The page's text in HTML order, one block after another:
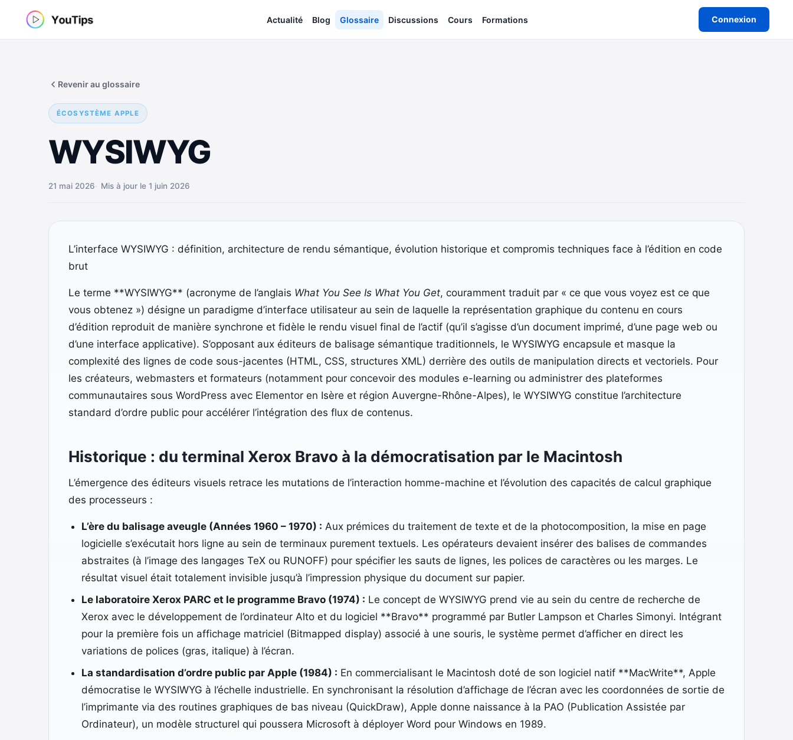
Actualité Blog Glossaire Discussions Cours Formations Connexion
ÉCOSYSTÈME APPLE
WYSIWYG
Revenir au glossaire
21 mai 2026 Mis à jour le 1 juin 2026
L’interface WYSIWYG : définition, architecture de rendu sémantique, évolution historique et compromis techniques face à l’édition en code
brut
Le terme **WYSIWYG** (acronyme de l’anglais What You See Is What You Get, couramment traduit par « ce que vous voyez est ce que
vous obtenez ») désigne un paradigme d’interface utilisateur au sein de laquelle la représentation graphique du contenu en cours
d’édition reproduit de manière synchrone et fidèle le rendu visuel final de l’actif (qu’il s’agisse d’un document imprimé, d’une page web ou
d’une interface applicative). S’opposant aux éditeurs de balisage sémantique traditionnels, le WYSIWYG encapsule et masque la
complexité des lignes de code sous-jacentes (HTML, CSS, structures XML) derrière des outils de manipulation directs et vectoriels. Pour
les créateurs, webmasters et formateurs (notamment pour concevoir des modules e-learning ou administrer des plateformes
communautaires sous WordPress avec Elementor en Isère et région Auvergne-Rhône-Alpes), le WYSIWYG constitue l’architecture
standard d’ordre public pour accélérer l’intégration des flux de contenus.
Historique : du terminal Xerox Bravo à la démocratisation par le Macintosh
L’émergence des éditeurs visuels retrace les mutations de l’interaction homme-machine et l’évolution des capacités de calcul graphique
des processeurs :
L’ère du balisage aveugle (Années 1960 – 1970) : Aux prémices du traitement de texte et de la photocomposition, la mise en page
logicielle s’exécutait hors ligne au sein de terminaux purement textuels. Les opérateurs devaient insérer des balises de commandes
abstraites (à l’image des langages TeX ou RUNOFF) pour spécifier les sauts de lignes, les polices de caractères ou les marges. Le
résultat visuel était totalement invisible jusqu’à l’impression physique du document sur papier.
Le laboratoire Xerox PARC et le programme Bravo (1974) : Le concept de WYSIWYG prend vie au sein du centre de recherche de
Xerox avec le développement de l’ordinateur Alto et du logiciel **Bravo** programmé par Butler Lampson et Charles Simonyi. Intégrant
pour la première fois un affichage matriciel (Bitmapped display) associé à une souris, le système permet d’afficher en direct les
variations de polices (gras, italique) à l’écran.
La standardisation d’ordre public par Apple (1984) : En commercialisant le Macintosh doté de son logiciel natif **MacWrite**, Apple
démocratise le WYSIWYG à l’échelle industrielle. En synchronisant la résolution d’affichage de l’écran avec les coordonnées de sortie de
l’imprimante via des routines graphiques de bas niveau (QuickDraw), Apple donne naissance à la PAO (Publication Assistée par
Ordinateur), un modèle structurel qui poussera Microsoft à déployer Word pour Windows en 1989.